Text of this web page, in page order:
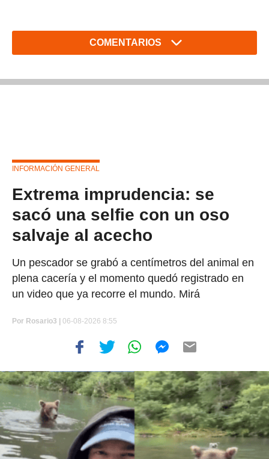
COMENTARIOS